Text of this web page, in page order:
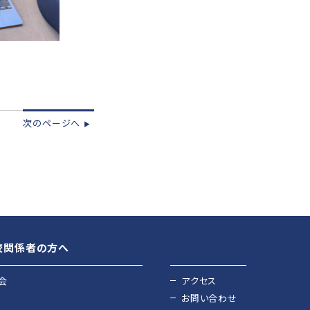
次のページへ ▶︎
関係者の方へ
アクセス
お問い合わせ